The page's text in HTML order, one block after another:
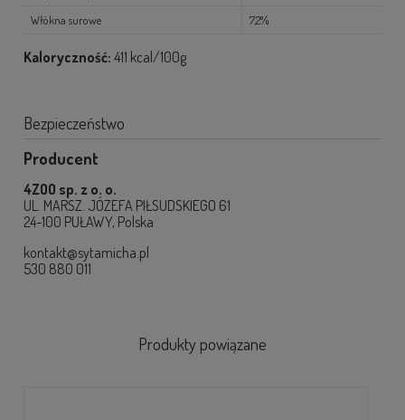
Włókna surowe
7,2%
Kaloryczność: 411 kcal/100g
Bezpieczeństwo
Producent
4ZOO sp. z o. o.
UL. MARSZ. JÓZEFA PIŁSUDSKIEGO 61
24-100 PUŁAWY, Polska
kontakt@sytamicha.pl
530 880 011
Produkty powiązane